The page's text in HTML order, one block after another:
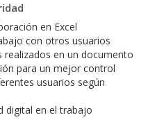
en Excel
con otros usuarios
realizados en un documento
para un mejor control
usuarios según
digital en el trabajo